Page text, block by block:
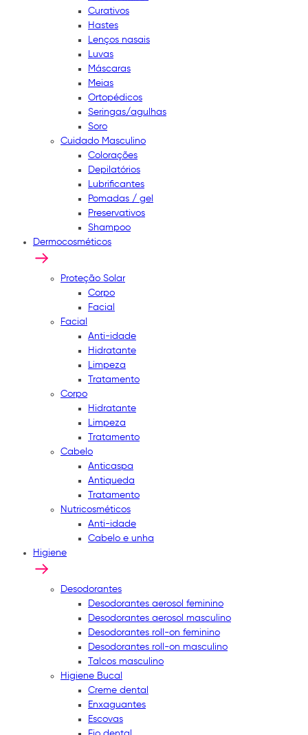
Curativos
Hastes
Lenços nasais
Luvas
Máscaras
Meias
Ortopédicos
Seringas/agulhas
Soro
Cuidado Masculino
Colorações
Depilatórios
Lubrificantes
Pomadas / gel
Preservativos
Shampoo
Dermocosméticos
Proteção Solar
Corpo
Facial
Facial
Anti-idade
Hidratante
Limpeza
Tratamento
Corpo
Hidratante
Limpeza
Tratamento
Cabelo
Anticaspa
Antiqueda
Tratamento
Nutricosméticos
Anti-idade
Cabelo e unha
Higiene
Desodorantes
Desodorantes aerosol feminino
Desodorantes aerosol masculino
Desodorantes roll-on feminino
Desodorantes roll-on masculino
Talcos masculino
Higiene Bucal
Creme dental
Enxaguantes
Escovas